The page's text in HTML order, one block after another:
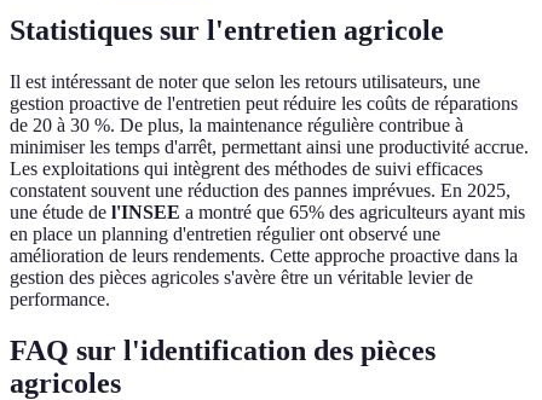
Statistiques sur l'entretien agricole
Il est intéressant de noter que selon les retours utilisateurs, une
gestion proactive de l'entretien peut réduire les coûts de réparations
de 20 à 30 %. De plus, la maintenance régulière contribue à
minimiser les temps d'arrêt, permettant ainsi une productivité accrue.
Les exploitations qui intègrent des méthodes de suivi efficaces
constatent souvent une réduction des pannes imprévues. En 2025,
une étude de l'INSEE a montré que 65% des agriculteurs ayant mis
en place un planning d'entretien régulier ont observé une
amélioration de leurs rendements. Cette approche proactive dans la
gestion des pièces agricoles s'avère être un véritable levier de
performance.
FAQ sur l'identification des pièces
agricoles